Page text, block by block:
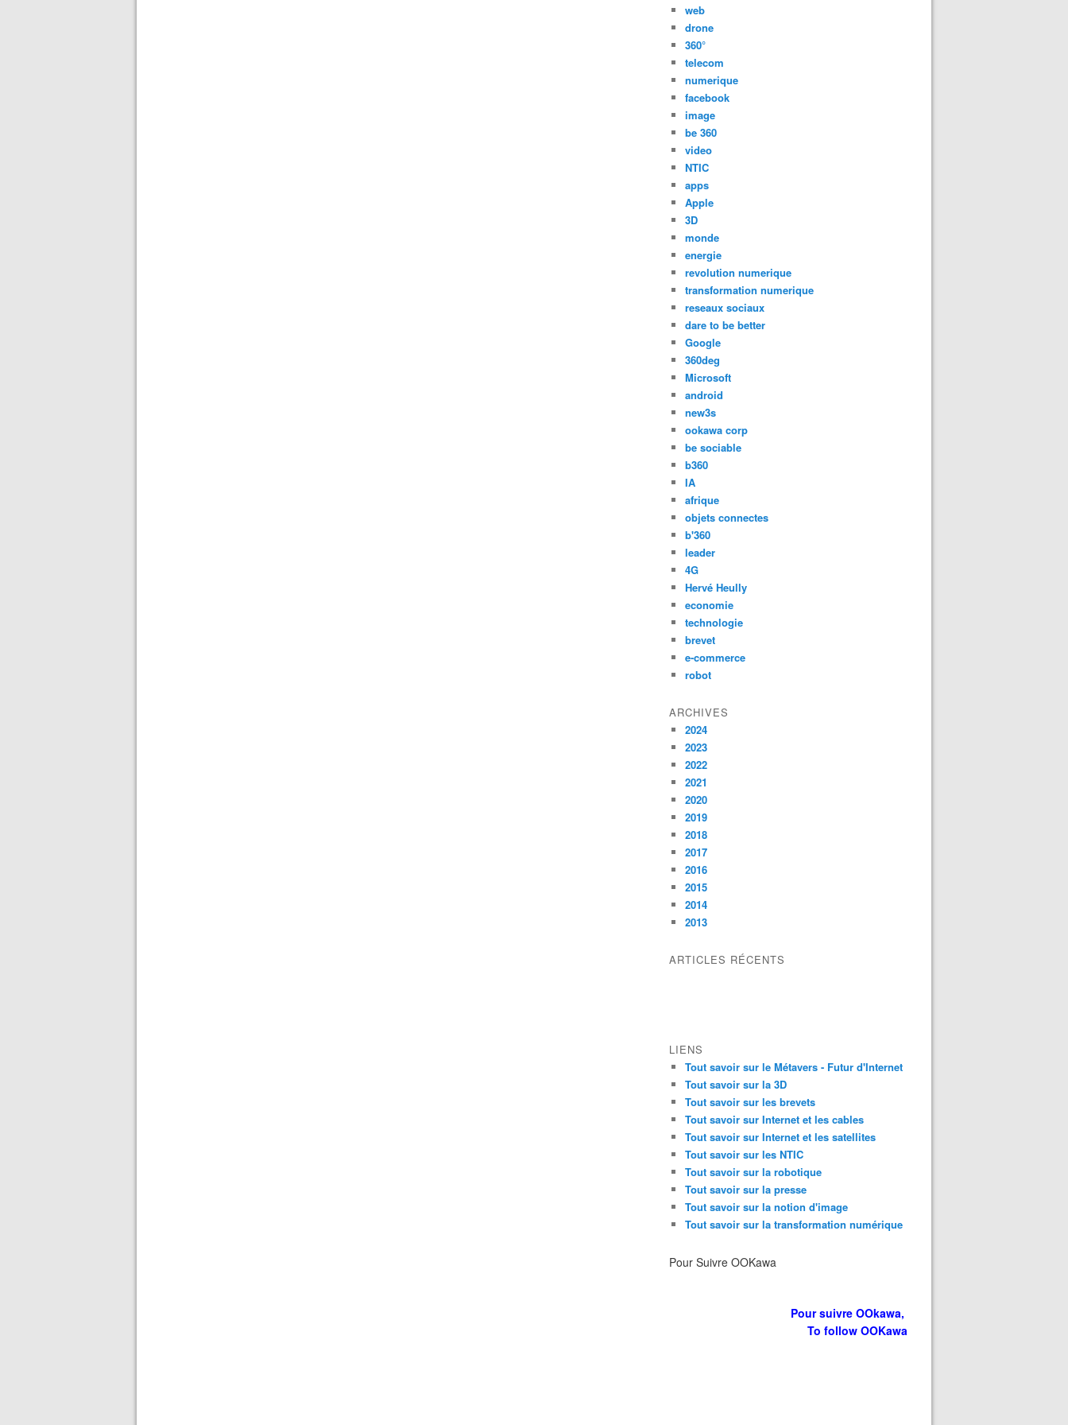
web
drone
360°
telecom
numerique
facebook
image
be 360
video
NTIC
apps
Apple
3D
monde
energie
revolution numerique
transformation numerique
reseaux sociaux
dare to be better
Google
360deg
Microsoft
android
new3s
ookawa corp
be sociable
b360
IA
afrique
objets connectes
b'360
leader
4G
Hervé Heully
economie
technologie
brevet
e-commerce
robot
ARCHIVES
2024
2023
2022
2021
2020
2019
2018
2017
2016
2015
2014
2013
ARTICLES RÉCENTS
LIENS
Tout savoir sur le Métavers - Futur d'Internet
Tout savoir sur la 3D
Tout savoir sur les brevets
Tout savoir sur Internet et les cables
Tout savoir sur Internet et les satellites
Tout savoir sur les NTIC
Tout savoir sur la robotique
Tout savoir sur la presse
Tout savoir sur la notion d'image
Tout savoir sur la transformation numérique
Pour Suivre OOKawa
Pour suivre OOkawa,
To follow OOKawa